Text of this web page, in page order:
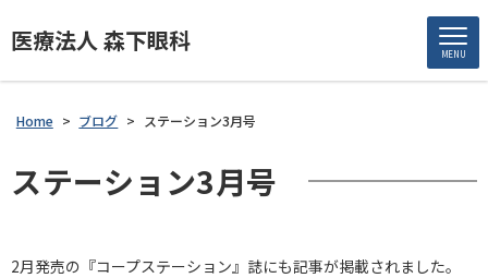
医療法人 森下眼科 MENU
Home > ブログ > ステーション3月号
ステーション3月号
2月発売の『コープステーション』誌にも記事が掲載されました。